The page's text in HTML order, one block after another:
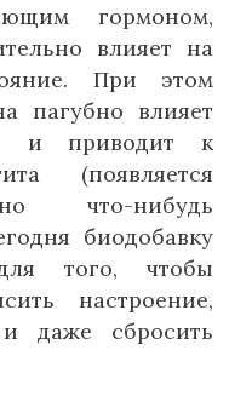
гормоном,
влияет на
При этом
пагубно влияет
и приводит к
(появляется
что-нибудь
биодобавку
того, чтобы
настроение,
даже сбросить